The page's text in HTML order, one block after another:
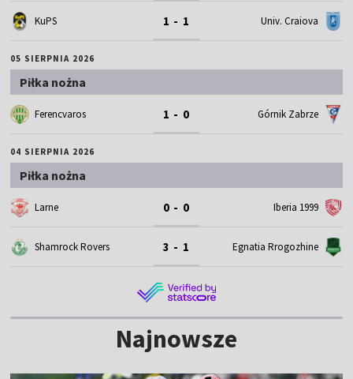
KuPS 1 - 1 Univ. Craiova
05 SIERPNIA 2026
Piłka nożna
Ferencvaros 1 - 0 Górnik Zabrze
04 SIERPNIA 2026
Piłka nożna
Larne 0 - 0 Iberia 1999
Shamrock Rovers 3 - 1 Egnatia Rrogozhine
Najnowsze